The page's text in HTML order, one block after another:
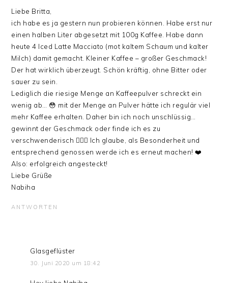
Liebe Britta,
ich habe es ja gestern nun probieren können. Habe erst nur
einen halben Liter abgesetzt mit 100g Kaffee. Habe dann
heute 4 Iced Latte Macciato (mot kaltem Schaum und kalter
Milch) damit gemacht. Kleiner Kaffee – großer Geschmack!
Der hat wirklich überzeugt. Schön kräftig, ohne Bitter oder
sauer zu sein.
Lediglich die riesige Menge an Kaffeepulver schreckt ein
wenig ab… 😳 mit der Menge an Pulver hätte ich regulär viel
mehr Kaffee erhalten. Daher bin ich noch unschlüssig…
gewinnt der Geschmack oder finde ich es zu
verschwenderisch 🤷🏼‍♀️ Ich glaube, als Besonderheit und
entsprechend genossen werde ich es erneut machen! ❤️
Also: erfolgreich angesteckt!
Liebe Grüße
Nabiha
ANTWORTEN
Glasgeflüster
30. Juni 2020 um 18:42